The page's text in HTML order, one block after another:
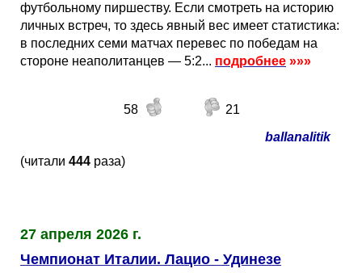
Вакансии
Контакты
Лига Конференций
Кубок Мира (отбор)
Лига Наций
Расчёт системы
футбольному пиршеству. Если смотреть на историю
личных встреч, то здесь явный вес имеет статистика:
в последних семи матчах перевес по победам на
стороне неаполитанцев — 5:2... подробнее »»»
58
21
ballanalitik
(читали 444 раза)
27 апреля 2026 г.
Чемпионат Италии. Лацио - Удинезе